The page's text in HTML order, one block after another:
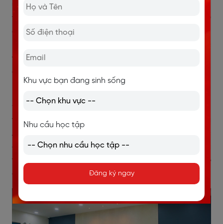
uy tín chuyên cung cấp các khóa học tiếng Anh giao
tiếp cho người đi làm tại TP. HCM. ILA hiện có hơn 50
cơ sở trên toàn quốc và luôn chú trọng đầu tư vào
viên hiệu quả, cùng đội ngũ giáo viên chuyên môn cao,
giàu kinh nghiệm giảng dạy cho đối tượng học viên
bận rộn.
Đội ngũ giảng viên tại ILA được tuyển chọn kỹ lưỡng,
với hơn 1.000 giáo viên từ các quốc gia sử dụng tiếng
Anh là ngôn ngữ bản địa. Họ không chỉ có kiến thức
chuyên môn vững vàng mà còn am hiểu tâm lý học
viên người đi làm, từ đó mang đến môi trường học tập
chất lượng và đa dạng.
Khu vực bạn đang sinh sống
Nhu cầu học tập
Đăng ký ngay